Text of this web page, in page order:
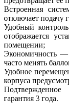
Встроенная
отключает подачу
Удобный
отображается
помещении;
Экономичность —
часто менять
Удобное
корпуса
гарантия 3 года.